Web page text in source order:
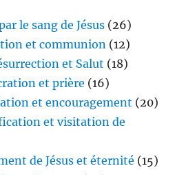
le sang de Jésus (26)
et communion (12)
et Salut (18)
et prière (16)
et encouragement (20)
et visitation de
de Jésus et éternité (15)